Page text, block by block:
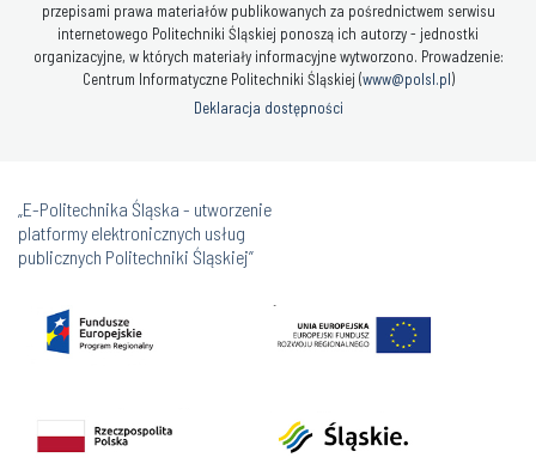
przepisami prawa materiałów publikowanych za pośrednictwem serwisu
internetowego Politechniki Śląskiej ponoszą ich autorzy - jednostki
organizacyjne, w których materiały informacyjne wytworzono. Prowadzenie:
Centrum Informatyczne Politechniki Śląskiej (www@polsl.pl)
Deklaracja dostępności
„E-Politechnika Śląska - utworzenie
platformy elektronicznych usług
publicznych Politechniki Śląskiej”